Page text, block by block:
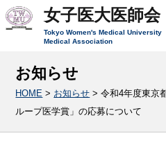
女子医大医師会
Tokyo Women's Medical University
Medical Association
お知らせ
HOME > お知らせ >令和4年度東京
ループ医学賞」の応募について